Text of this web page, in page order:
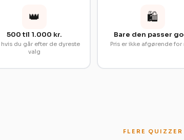
👑
500 til 1.000 kr.
hvis du går efter de dyreste
valg
🛍️
Bare den passer
Pris er ikke afgørende for
FLERE QUIZZER